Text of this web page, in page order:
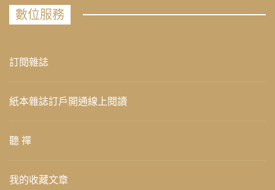
數位服務
訂閱雜誌
紙本雜誌訂戶開通線上閱讀
聽 禪
我的收藏文章